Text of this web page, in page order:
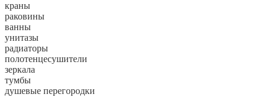
краны
раковины
ванны
унитазы
радиаторы
полотенцесушители
зеркала
тумбы
душевые перегородки